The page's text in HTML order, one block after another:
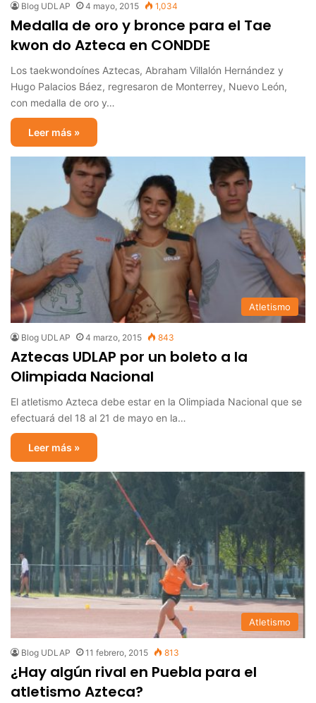
Blog UDLAP 4 mayo, 2015 1,034
Medalla de oro y bronce para el Tae
kwon do Azteca en CONDDE
Los taekwondoínes Aztecas, Abraham Villalón Hernández y
Hugo Palacios Báez, regresaron de Monterrey, Nuevo León,
con medalla de oro y…
Leer más »
Atletismo
Blog UDLAP 4 marzo, 2015 843
Aztecas UDLAP por un boleto a la
Olimpiada Nacional
El atletismo Azteca debe estar en la Olimpiada Nacional que se
efectuará del 18 al 21 de mayo en la…
Leer más »
Atletismo
Blog UDLAP 11 febrero, 2015 813
¿Hay algún rival en Puebla para el
atletismo Azteca?